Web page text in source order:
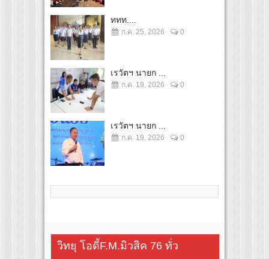
ททท....
ก.ค. 25, 2026 0
เรวัตฯ นายก ...
ก.ค. 19, 2026 0
เรวัตฯ นายก ...
ก.ค. 19, 2026 0
วิทยุ โอดี้F.M.มิวสิค 76 ทั่ว